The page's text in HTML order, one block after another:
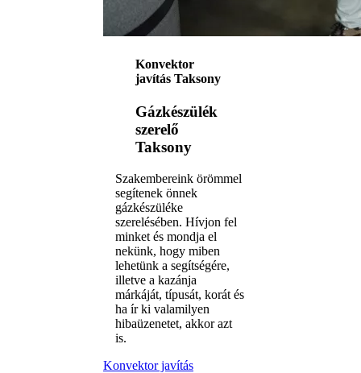
Konvektor
javítás Taksony
Gázkészülék
szerelő
Taksony
Szakembereink örömmel
segítenek önnek
gázkészüléke
szerelésében. Hívjon fel
minket és mondja el
nekünk, hogy miben
lehetünk a segítségére,
illetve a kazánja
márkáját, típusát, korát és
ha ír ki valamilyen
hibaüzenetet, akkor azt
is.
Konvektor javítás